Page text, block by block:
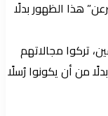
هذا الظهور بدلًا
تركوا مجالاتهم
من أن يكونوا رُسلًا